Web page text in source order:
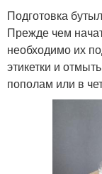
Подготовка
Прежде чем
необходимо их
этикетки и
пополам или в